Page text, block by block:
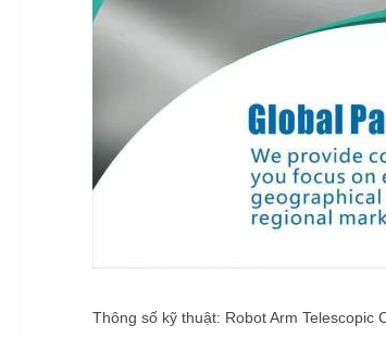
Thông số kỹ thuật: Robot Arm Telescopic